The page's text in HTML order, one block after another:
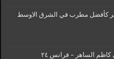
كأفضل مطرب في الشرق الاوسط
الساهر – فرانس ٢٤